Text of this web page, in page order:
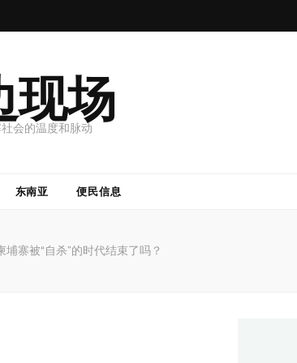
现场
会的温度和脉动
东南亚 便民信息
埔寨被“自杀”的时代结束了吗？